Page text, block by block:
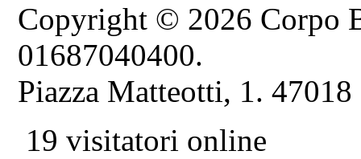
Copyright © 2026 Corpo
01687040400.
Piazza Matteotti, 1.
19 visitatori online